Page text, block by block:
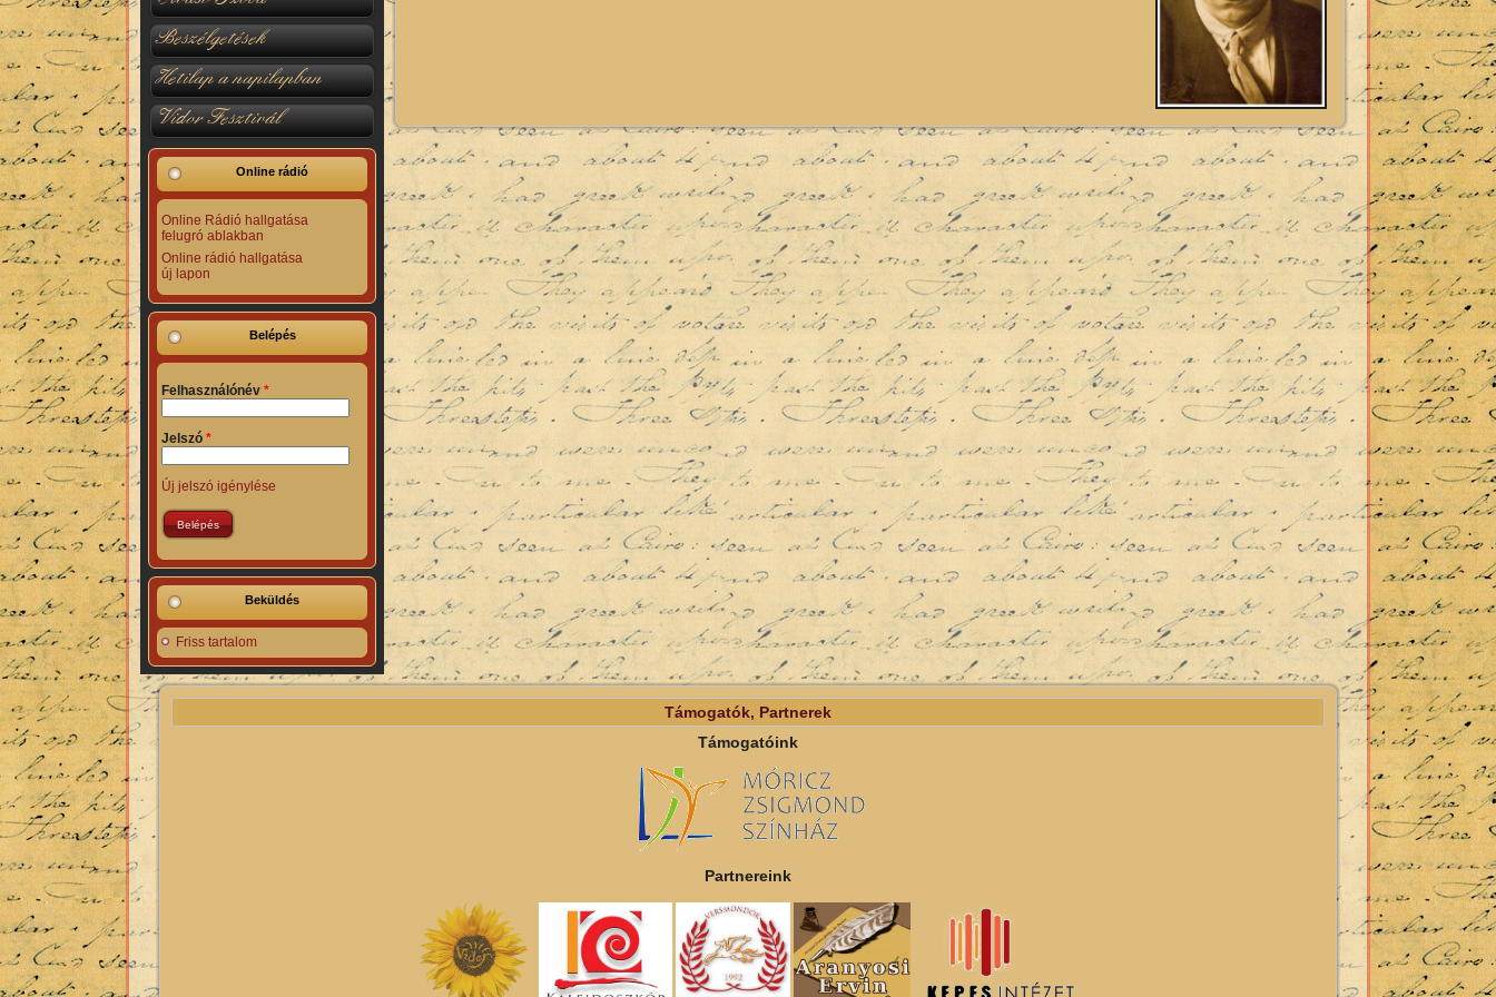
Beszélgetések
Hetilap a napilapban
Vidor Fesztivál
Online rádió
Online Rádió hallgatása
felugró ablakban
Online rádió hallgatása
új lapon
Belépés
Felhasználónév *
Jelszó *
Új jelszó igénylése
Beküldés
Friss tartalom
Támogatók, Partnerek
Támogatóink
Partnereink